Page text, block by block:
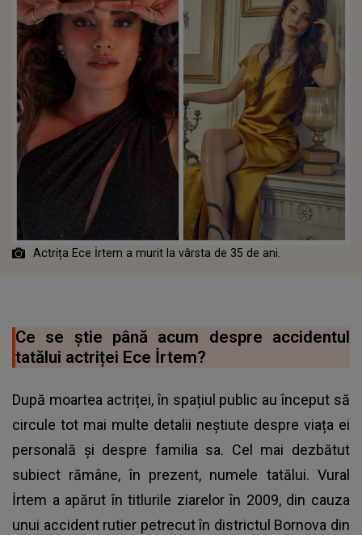
Actrița Ece İrtem a murit la vârsta de 35 de ani.
Ce se știe până acum despre accidentul
tatălui actriței Ece İrtem?
După moartea actriței, în spațiul public au început să
circule tot mai multe detalii neștiute despre viața ei
personală și despre familia sa. Cel mai dezbătut
subiect rămâne, în prezent, numele tatălui. Vural
İrtem a apărut în titlurile ziarelor în 2009, din cauza
unui accident rutier petrecut în districtul Bornova din